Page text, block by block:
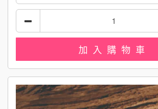
加入購物車